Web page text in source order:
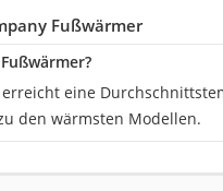
Fußwärmer
eine
den wärmsten Modellen.